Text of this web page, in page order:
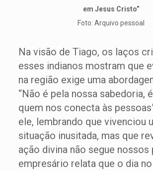
em Jesus Cristo”
Foto: Arquivo pessoal
Na visão de Tiago, os laços
esses indianos mostram que
na região exige uma
“Não é pela nossa sabedoria,
quem nos conecta às
ele, lembrando que vivenciou
situação inusitada, mas que
ação divina não segue nossos
empresário relata que o dia